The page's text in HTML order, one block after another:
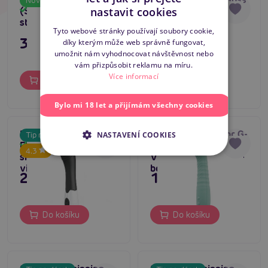
(Soft Pink), masážní
stimulátor bodu g
Skladem
3 695 Kč
(Raspberry),
Skladem
895 Kč
Tip na dárek
4.3
Pretty Love
Elemental (Black),
silikonový g-spot
vibrátor
Skladem
299 Kč
Do košíku
Dream Toys Taylor G-
Vibrator, přirážecí g-
bod vibrátor
1 495 Kč
Do košíku
ENGLISH
nastavit cookies
Tyto webové stránky používají soubory cookie,
díky kterým může web správně fungovat,
umožnit nám vyhodnocovat návštěvnost nebo
vám přizpůsobit reklamu na míru.
Více informací
Bylo mi 18 let a přijímám všechny cookies
NASTAVENÍ COOKIES